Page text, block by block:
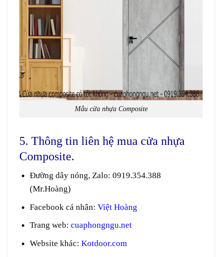
Mẫu cửa nhựa Composite
5. Thông tin liên hệ mua cửa nhựa
Composite.
Đường dây nóng, Zalo: 0919.354.388
(Mr.Hoàng)
Facebook cá nhân: Việt Hoàng
Trang web: cuaphongngu.net
Website khác: Kotdoor.com